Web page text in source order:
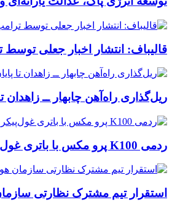
قالیباف: انتشار اخبار جعلی
ریل‌گذاری راه‌آهن چابهار ــ زاهدان
ردمی K100 پرو مکس با باتری غول‌پیکر و شارژ بی‌سیم روانه بازار می‌شود
استقرار تیم مشترک نظارتی